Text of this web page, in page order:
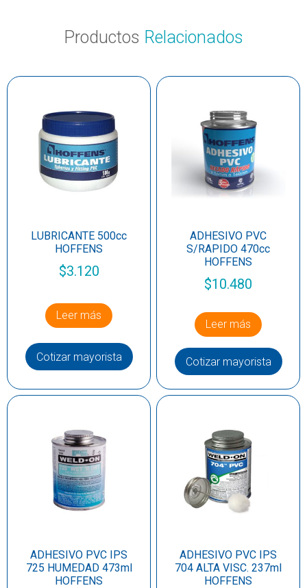
Productos Relacionados
LUBRICANTE 500cc
HOFFENS
$3.120
Leer más
Cotizar mayorista
ADHESIVO PVC
S/RAPIDO 470cc
HOFFENS
$10.480
Leer más
Cotizar mayorista
ADHESIVO PVC IPS
725 HUMEDAD 473ml
HOFFENS
ADHESIVO PVC IPS
704 ALTA VISC. 237ml
HOFFENS